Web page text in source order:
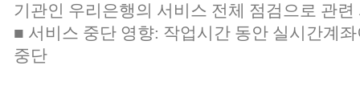
기관인 우리은행의 서비스 전체 점검으로 관련
■ 서비스 중단 영향: 작업시간 동안 실시간계
중단